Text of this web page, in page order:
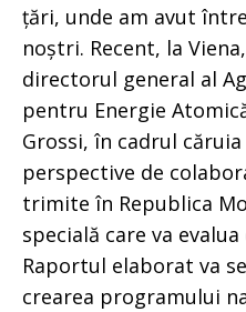
țări, unde am avut
noștri. Recent, la
directorul general al
pentru Energie
Grossi, în cadrul
perspective de
trimite în Republica
specială care va
Raportul elaborat va
crearea programului